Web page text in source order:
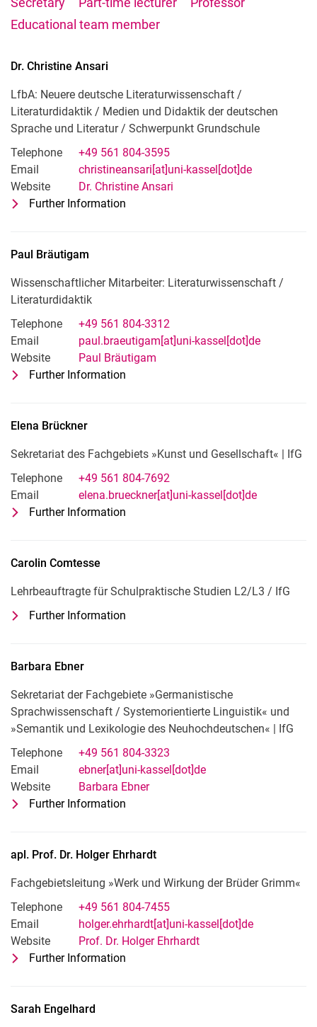
Educational team member
Dr. Christine Ansari
LfbA: Neuere deutsche Literaturwissenschaft /
Literaturdidaktik / Medien und Didaktik der deutschen
Sprache und Literatur / Schwerpunkt Grundschule
Telephone
+49 561 804-3595
Email
christineansari[at]uni-kassel[dot]de
Website
Dr. Christine Ansari
Further Information
Paul Bräutigam
Wissenschaftlicher Mitarbeiter: Literaturwissenschaft /
Literaturdidaktik
Telephone
+49 561 804-3312
Email
paul.braeutigam[at]uni-kassel[dot]de
Website
Paul Bräutigam
Further Information
Elena Brückner
Sekretariat des Fachgebiets »Kunst und Gesellschaft« | IfG
Telephone
+49 561 804-7692
Email
elena.brueckner[at]uni-kassel[dot]de
Further Information
Carolin Comtesse
Lehrbeauftragte für Schulpraktische Studien L2/L3 / IfG
Further Information
Barbara Ebner
Sekretariat der Fachgebiete »Germanistische
Sprachwissenschaft / Systemorientierte Linguistik« und
»Semantik und Lexikologie des Neuhochdeutschen« | IfG
Telephone
+49 561 804-3323
Email
ebner[at]uni-kassel[dot]de
Website
Barbara Ebner
Further Information
apl. Prof. Dr. Holger Ehrhardt
Fachgebietsleitung »Werk und Wirkung der Brüder Grimm«
Telephone
+49 561 804-7455
Email
holger.ehrhardt[at]uni-kassel[dot]de
Website
Prof. Dr. Holger Ehrhardt
Further Information
Sarah Engelhard